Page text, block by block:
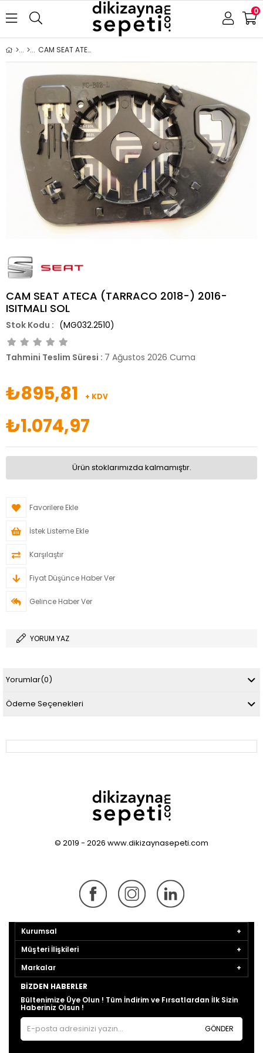
0
CAM SEAT ATECA (TARRACO 2018-) 2016- ISITMALI SOL
CAM SEAT ATECA (TARRACO 2018-) 2016-
ISITMALI SOL
(MG032.2510)
Tahmini Teslim Süresi : 7 Ağustos 2026 Cuma
₺895,81 + KDV
₺1.074,97
Ürün stoklarımızda kalmamıştır.
Favorilere Ekle
İstek Listeme Ekle
Karşılaştır
Fiyat Düşünce Haber Ver
Gelince Haber Ver
YORUM YAZ
Yorumlar(0)
Ödeme Seçenekleri
© 2019 - 2026 www.dikizaynasepeti.com
Kurumsal
Müşteri İlişkileri
Markalar
BIZDEN HABERLER
Bültenimize Üye Olun ! Tüm İndirim ve Fırsatlardan İlk Sizin
Haberiniz Olsun !
GÖNDER